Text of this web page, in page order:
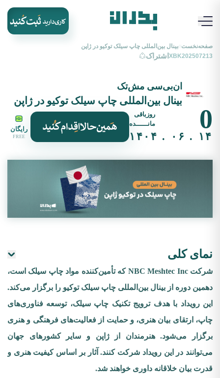
صفحه‌نخست//بینال بین‌المللی چاپ سیلک توکیو در ژاپن
XBK202507213 اشتراک
ان‌بی‌سی مش‌تک
بینال بین‌المللی چاپ سیلک توکیو در ژاپن
0
روزباقی
مانــــــده
۱۴ . ۰۶ . ۱۴۰۴
رایگان
FREE
نمای کلی
شرکت NBC Meshtec Inc که تأمین‌کننده مواد چاپ سیلک است،
دهمین دوره از بینال بین‌المللی چاپ سیلک توکیو را برگزار می‌کند.
این رویداد با هدف ترویج تکنیک چاپ سیلک، توسعه فناوری‌های
چاپ، ارتقای بیان هنری، و حمایت از فعالیت‌های فرهنگی و هنری
برگزار می‌شود. هنرمندان از ژاپن و سایر کشورهای جهان
می‌توانند در این رویداد شرکت کنند. آثار بر اساس کیفیت هنری و
قدرت بیان خلاقانه داوری خواهند شد.